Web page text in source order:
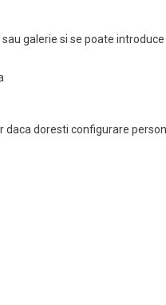
galerie si se poate
daca doresti configurare